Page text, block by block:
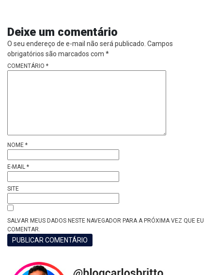
Deixe um comentário
O seu endereço de e-mail não será publicado. Campos
obrigatórios são marcados com *
COMENTÁRIO *
NOME *
E-MAIL *
SITE
SALVAR MEUS DADOS NESTE NAVEGADOR PARA A PRÓXIMA VEZ QUE EU
COMENTAR.